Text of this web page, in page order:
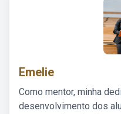
Emelie
Como mentor, minha
desenvolvimento dos